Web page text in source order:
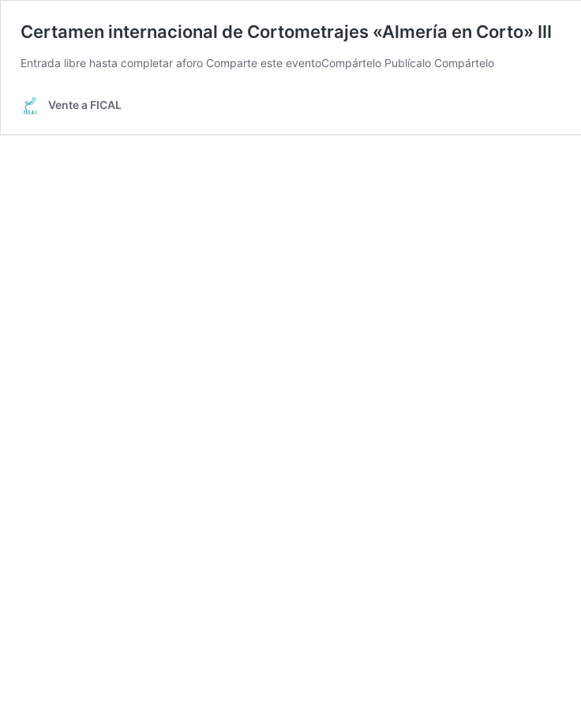
Certamen internacional de Cortometrajes «Almería en Corto» III
Entrada libre hasta completar aforo Comparte este eventoCompártelo Publícalo Compártelo
Vente a FICAL